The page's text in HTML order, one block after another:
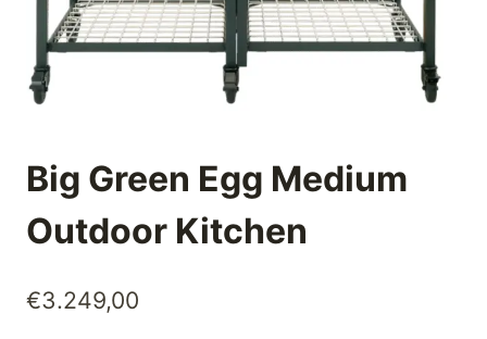
Big Green Egg Medium
Outdoor Kitchen
€3.249,00